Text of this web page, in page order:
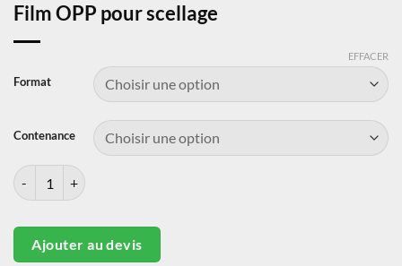
Film OPP pour scellage
Format
Contenance
EFFACER
quantité de Film OPP pour scellage
Ajouter au devis